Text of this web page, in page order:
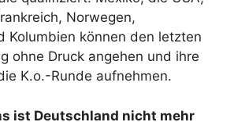
Norwegen,
Kolumbien können den letzten
ohne Druck angehen und ihre
K.o.-Runde aufnehmen.
ist Deutschland nicht mehr